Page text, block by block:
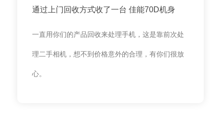
通过上门回收方式收了一台 佳能70D机身
一直用你们的产品回收来处理手机，这是靠前次处
理二手相机，想不到价格意外的合理，有你们很放
心。